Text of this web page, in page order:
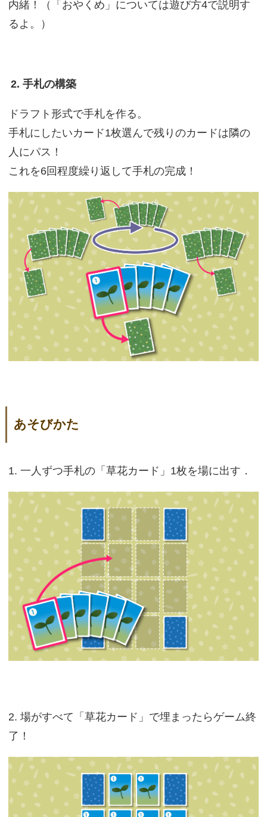
内緒！（「おやくめ」については遊び方4で説明す
るよ。）
2. 手札の構築
ドラフト形式で手札を作る。
手札にしたいカード1枚選んで残りのカードは隣の
人にパス！
これを6回程度繰り返して手札の完成！
あそびかた
1. 一人ずつ手札の「草花カード」1枚を場に出す．
2. 場がすべて「草花カード」で埋まったらゲーム終
了！